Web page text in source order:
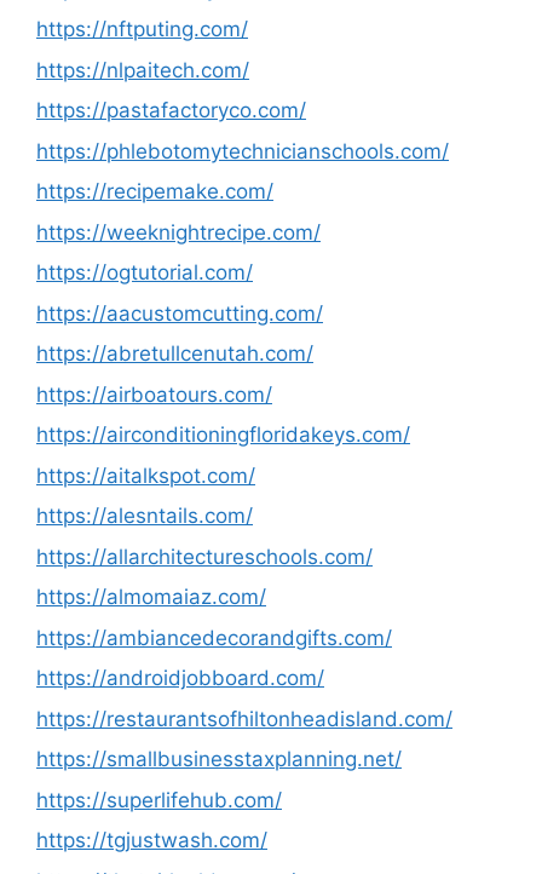
https://nftputing.com/
https://nlpaitech.com/
https://pastafactoryco.com/
https://phlebotomytechnicianschools.com/
https://recipemake.com/
https://weeknightrecipe.com/
https://ogtutorial.com/
https://aacustomcutting.com/
https://abretullcenutah.com/
https://airboatours.com/
https://airconditioningfloridakeys.com/
https://aitalkspot.com/
https://alesntails.com/
https://allarchitectureschools.com/
https://almomaiaz.com/
https://ambiancedecorandgifts.com/
https://androidjobboard.com/
https://restaurantsofhiltonheadisland.com/
https://smallbusinesstaxplanning.net/
https://superlifehub.com/
https://tgjustwash.com/